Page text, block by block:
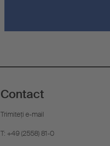
Contact
Trimiteţi e-mail
T: +49 (2558) 81-0